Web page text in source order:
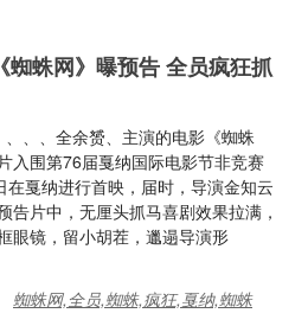
蜘蛛网》曝预告 全员疯狂抓
、、全余赟、主演的电影《蜘蛛
入围第76届戛纳国际电影节非竞赛
在戛纳进行首映，届时，导演金知云
告片中，无厘头抓马喜剧效果拉满，
眼镜，留小胡茬，邋遢导演形
蜘蛛网,全员,蜘蛛,疯狂,戛纳,蜘蛛